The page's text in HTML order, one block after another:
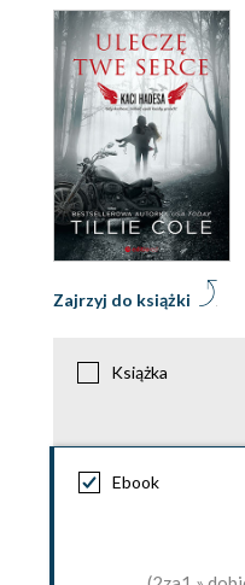
Zajrzyj do książki
Książka
Ebook